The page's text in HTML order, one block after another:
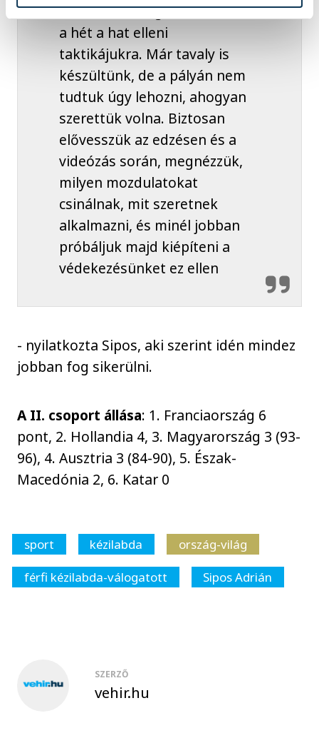
Biztosan fel fogunk készülni
a hét a hat elleni
taktikájukra. Már tavaly is
készültünk, de a pályán nem
tudtuk úgy lehozni, ahogyan
szerettük volna. Biztosan
elővesszük az edzésen és a
videózás során, megnézzük,
milyen mozdulatokat
csinálnak, mit szeretnek
alkalmazni, és minél jobban
próbáljuk majd kiépíteni a
védekezésünket ez ellen
- nyilatkozta Sipos, aki szerint idén mindez
jobban fog sikerülni.
A II. csoport állása: 1. Franciaország 6
pont, 2. Hollandia 4, 3. Magyarország 3 (93-
96), 4. Ausztria 3 (84-90), 5. Észak-
Macedónia 2, 6. Katar 0
sport kézilabda
ország-világ
férfi kézilabda-válogatott
Sipos Adrián
SZERZŐ
vehir.hu